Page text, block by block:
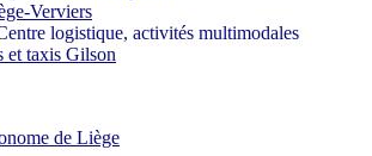
Verviers
logistique, activités multimodales
et taxis Gilson
de Liège